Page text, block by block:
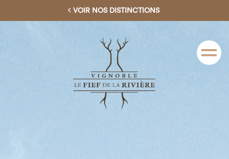
VOIR NOS DISTINCTIONS
Menu